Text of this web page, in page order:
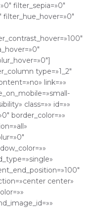
filter_sepia=»0″
filter_hue_hover=»0″
type=»1_2″
link=»»
class=»» id=»»
border_color=»»
center»